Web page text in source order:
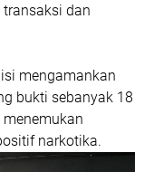
dan
mengamankan
bukti sebanyak 18
narkotika.